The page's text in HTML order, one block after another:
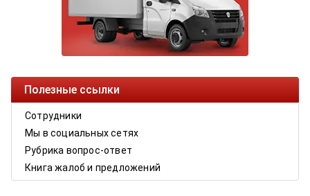
Полезные ссылки
Сотрудники
Мы в социальных сетях
Рубрика вопрос-ответ
Книга жалоб и предложений